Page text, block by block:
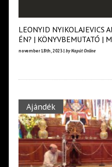
LEONYID NYIKOLAJEVICS
ÉN? | KÖNYVBEMUTATÓ |
november 18th, 2023 | by Napút Online
Ajándék